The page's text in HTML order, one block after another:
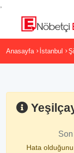
Anasayfa İstanbul
Hata